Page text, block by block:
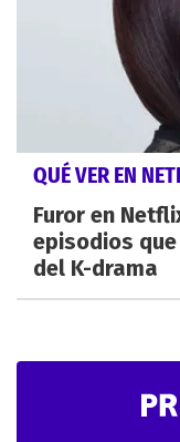
QUÉ VER EN
Furor en
episodios
del K-drama